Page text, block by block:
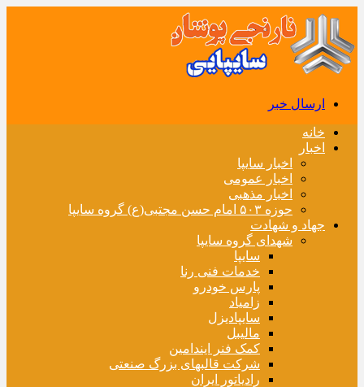
ارسال خبر
خانه
اخبار
اخبار سایپا
اخبار عمومی
اخبار مذهبی
حوزه ۵۰۳ امام حسن مجتبی(ع) گروه سایپا
جهاد و شهادت
شهدای گروه سایپا
سایپا
خدمات فنی رنا
پارس خودرو
زامیاد
سایپادیزل
مالیبل
کمک فنر ایندامین
شرکت قالبهای بزرگ صنعتی
رادیاتور ایران